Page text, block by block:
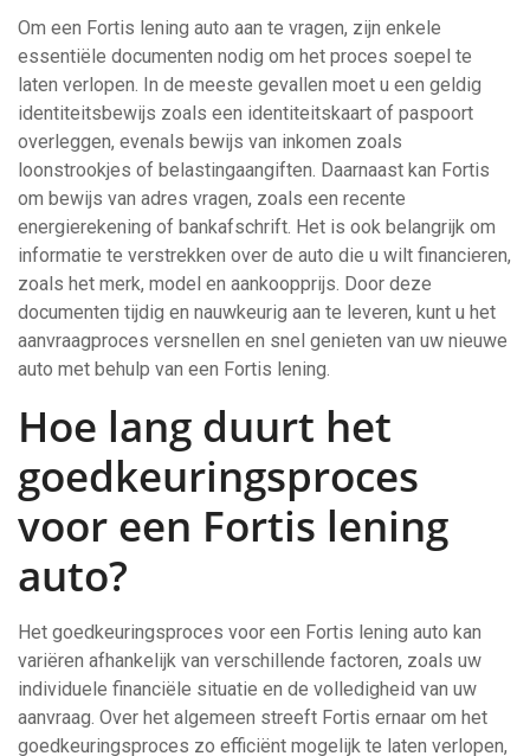
Om een Fortis lening auto aan te vragen, zijn enkele
essentiële documenten nodig om het proces soepel te
laten verlopen. In de meeste gevallen moet u een geldig
identiteitsbewijs zoals een identiteitskaart of paspoort
overleggen, evenals bewijs van inkomen zoals
loonstrookjes of belastingaangiften. Daarnaast kan Fortis
om bewijs van adres vragen, zoals een recente
energierekening of bankafschrift. Het is ook belangrijk om
informatie te verstrekken over de auto die u wilt financieren,
zoals het merk, model en aankoopprijs. Door deze
documenten tijdig en nauwkeurig aan te leveren, kunt u het
aanvraagproces versnellen en snel genieten van uw nieuwe
auto met behulp van een Fortis lening.
Hoe lang duurt het
goedkeuringsproces
voor een Fortis lening
auto?
Het goedkeuringsproces voor een Fortis lening auto kan
variëren afhankelijk van verschillende factoren, zoals uw
individuele financiële situatie en de volledigheid van uw
aanvraag. Over het algemeen streeft Fortis ernaar om het
goedkeuringsproces zo efficiënt mogelijk te laten verlopen,